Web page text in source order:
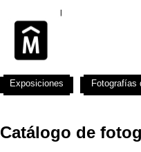
Catálogo de
Exposiciones Fotografías